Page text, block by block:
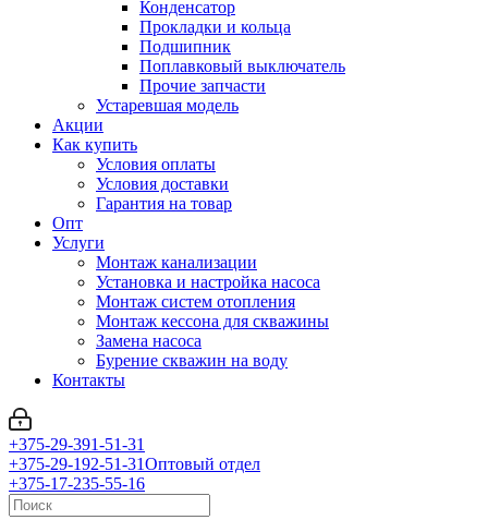
Конденсатор
Прокладки и кольца
Подшипник
Поплавковый выключатель
Прочие запчасти
Устаревшая модель
Акции
Как купить
Условия оплаты
Условия доставки
Гарантия на товар
Опт
Услуги
Монтаж канализации
Установка и настройка насоса
Монтаж систем отопления
Монтаж кессона для скважины
Замена насоса
Бурение скважин на воду
Контакты
+375-29-391-51-31
+375-29-192-51-31Оптовый отдел
+375-17-235-55-16